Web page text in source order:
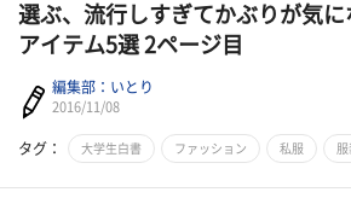
選ぶ、流行しすぎてかぶりが気
アイテム5選 2ページ目
編集部：いとり
2016/11/08
タグ： 大学生白書 ファッション 私服 服